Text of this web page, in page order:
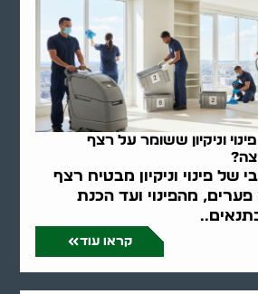
וניקיון ששומר על רצף
של פינוי וניקיון מבטיח רצף
מהפינוי ועד הכנת
קראו עוד